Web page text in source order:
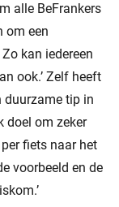
alle BeFrankers
om een
kan iedereen
ook.’ Zelf heeft
duurzame tip in
doel om zeker
fiets naar het
voorbeeld en de